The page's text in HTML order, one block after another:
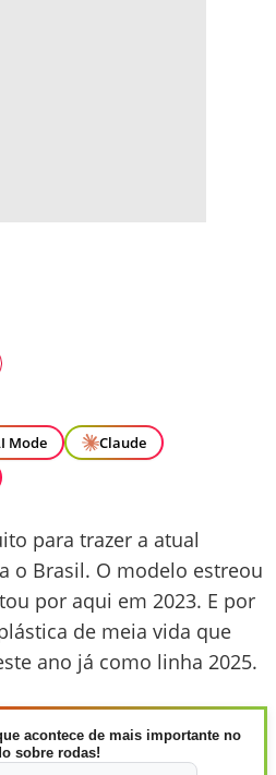
Mode
Claude
para trazer a atual
o Brasil. O modelo estreou
por aqui em 2023. E por
de meia vida que
ano já como linha 2025.
acontece de mais importante no
sobre rodas!